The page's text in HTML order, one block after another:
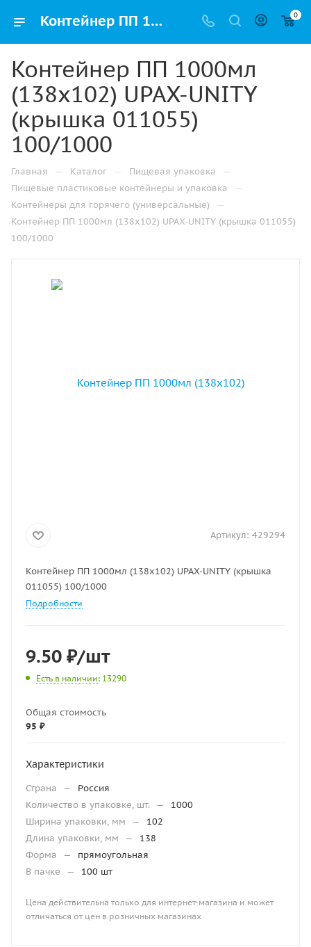
Контейнер ПП 1000мл (138х102) UPAX-UNITY (крышка 011055) 100/1000 купить оптом и розницу с доставкой в Казани 0
Контейнер ПП 1000мл
(138х102) UPAX-UNITY
(крышка 011055)
100/1000
Главная — Каталог — Пищевая упаковка —
Пищевые пластиковые контейнеры и упаковка —
Контейнеры для горячего (универсальные) —
Контейнер ПП 1000мл (138х102) UPAX-UNITY (крышка 011055)
100/1000
Артикул: 429294
Контейнер ПП 1000мл (138х102) UPAX-UNITY (крышка
011055) 100/1000
Подробности
9.50 ₽/шт
Есть в наличии: 13290
Общая стоимость
95 ₽
Характеристики
Страна —
Россия
Количество в упаковке, шт.
—
1000
Ширина упаковки, мм
—
102
Длина упаковки, мм
—
138
Форма
—
прямоугольная
В пачке
— 100 шт
Цена действительна только для интернет-магазина и может
отличаться от цен в розничных магазинах